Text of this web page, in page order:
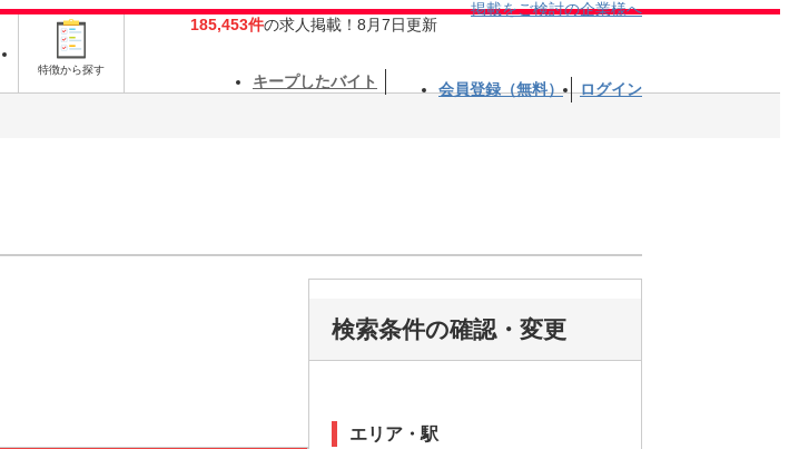
特徴から探す
185,453件の求人掲載！8月7日更新
掲載をご検討の企業様へ
キープしたバイト 会員登録（無料） ログイン
検索条件の確認・変更
エリア・駅